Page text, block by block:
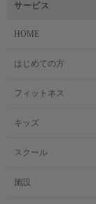
サービス
HOME
はじめての方
フィットネス
キッズ
スクール
施設